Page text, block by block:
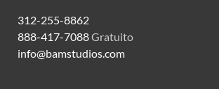
312-255-8862
888-417-7088Gratuito
info@bamstudios.com